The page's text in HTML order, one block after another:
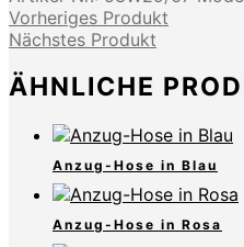
Vorheriges Produkt
Nächstes Produkt
ÄHNLICHE
Anzug-Hose in Blau
Anzug-Hose in Rosa